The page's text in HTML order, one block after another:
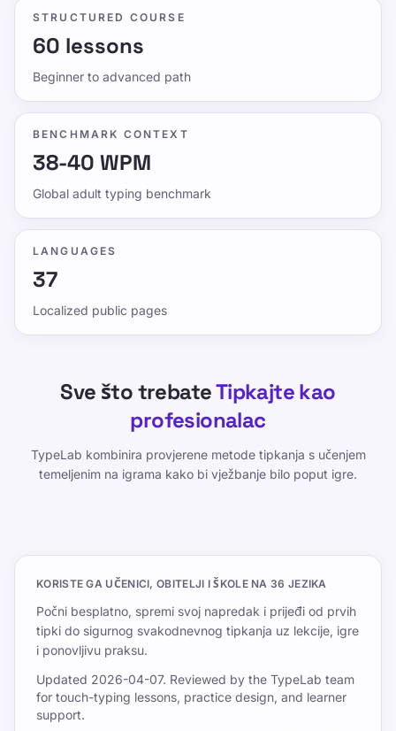
STRUCTURED COURSE
60 lessons
Beginner to advanced path
BENCHMARK CONTEXT
38-40 WPM
Global adult typing benchmark
LANGUAGES
37
Localized public pages
Sve što trebateTipkajte kao
profesionalac
TypeLab kombinira provjerene metode tipkanja s učenjem
temeljenim na igrama kako bi vježbanje bilo poput igre.
KORISTE GA UČENICI, OBITELJI I ŠKOLE NA 36 JEZIKA
Počni besplatno, spremi svoj napredak i prijeđi od prvih
tipki do sigurnog svakodnevnog tipkanja uz lekcije, igre
i ponovljivu praksu.
Updated 2026-04-07. Reviewed by the TypeLab team
for touch-typing lessons, practice design, and learner
support.